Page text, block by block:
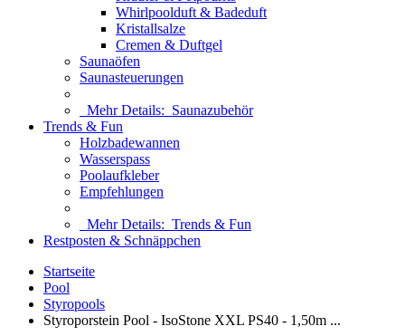
Whirlpoolduft & Badeduft
Kristallsalze
Cremen & Duftgel
Saunaöfen
Saunasteuerungen
Mehr Details: Saunazubehör
Trends & Fun
Holzbadewannen
Wasserspass
Poolaufkleber
Empfehlungen
Mehr Details: Trends & Fun
Restposten & Schnäppchen
Startseite
Pool
Styropools
Styroporstein Pool - IsoStone XXL PS40 - 1,50m ...